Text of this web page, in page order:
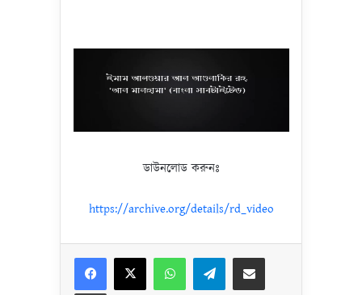
ডাউনলোড করুনঃ
https://archive.org/details/rd_video
Telegram